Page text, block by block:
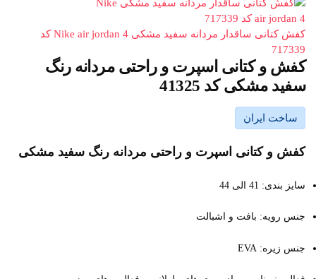
کفش کتانی ساقدار مردانه سفید مشکی Nike air jordan 4 کد
717339
کفش و کتانی اسپرت و راحتی مردانه رنگ
سفید مشکی کد 41325
ساخت ایران
کفش و کتانی اسپرت و راحتی مردانه رنگ سفید مشکی
سایز بندی: 41 الی 44
جنس رویه: بافت و اشبالت
جنس زیره: EVA